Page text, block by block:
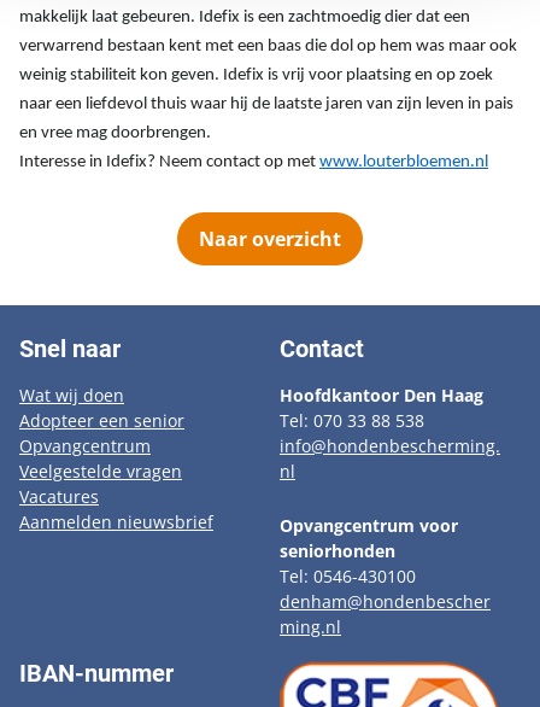
makkelijk laat gebeuren. Idefix is een zachtmoedig dier dat een
verwarrend bestaan kent met een baas die dol op hem was maar ook
weinig stabiliteit kon geven. Idefix is vrij voor plaatsing en op zoek
naar een liefdevol thuis waar hij de laatste jaren van zijn leven in pais
en vree mag doorbrengen.
Interesse in Idefix? Neem contact op met www.louterbloemen.nl
Naar overzicht
Snel naar
Wat wij doen
Adopteer een senior
Opvangcentrum
Veelgestelde vragen
Vacatures
Aanmelden nieuwsbrief
Contact
Hoofdkantoor Den Haag
Tel: 070 33 88 538
info@hondenbescherming.
nl
Opvangcentrum voor
seniorhonden
Tel: 0546-430100
denham@hondenbescher
ming.nl
IBAN-nummer